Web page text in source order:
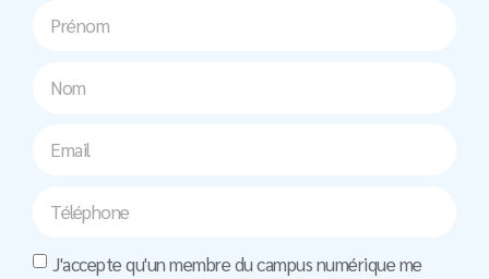
J'accepte qu'un membre du campus numérique me